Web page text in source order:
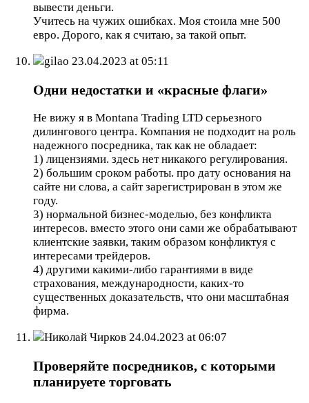
вывести деньги.
Учитесь на чужих ошибках. Моя стоила мне 500
евро. Дорого, как я считаю, за такой опыт.
gilao 23.04.2023 at 05:11
Одни недостатки и «красные флаги»
Не вижу я в Montana Trading LTD серьезного
дилингового центра. Компания не подходит на роль
надежного посредника, так как не обладает:
1) лицензиями. здесь нет никакого регулирования.
2) большим сроком работы. про дату основания на
сайте ни слова, а сайт зарегистрирован в этом же
году.
3) нормальной бизнес-моделью, без конфликта
интересов. вместо этого они сами же обрабатывают
клиентские заявки, таким образом конфликтуя с
интересами трейдеров.
4) другими какими-либо гарантиями в виде
страхования, международности, каких-то
существенных доказательств, что они масштабная
фирма.
Николай Чирков 24.04.2023 at 06:07
Проверяйте посредников, с которыми
планируете торговать